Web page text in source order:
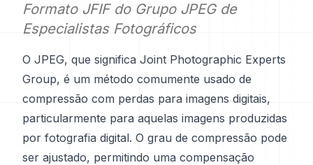
Formato JFIF do Grupo JPEG de
Especialistas Fotográficos
O JPEG, que significa Joint Photographic Experts
Group, é um método comumente usado de
compressão com perdas para imagens digitais,
particularmente para aquelas imagens produzidas
por fotografia digital. O grau de compressão pode
ser ajustado, permitindo uma compensação